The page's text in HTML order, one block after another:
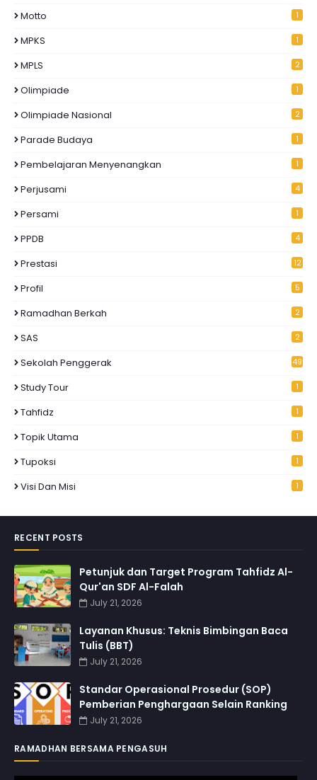
Motto 1
MPKS 1
MPLS 2
Olimpiade 1
Olimpiade Nasional 2
Parade Budaya 1
Pembelajaran Menyenangkan 1
Perjusami 4
Persami 1
PPDB 4
Prestasi 12
Profil 5
Ramadhan Berkah 2
SAS 2
Sekolah Penggerak 49
Study Tour 1
Tahfidz 1
Topik Utama 1
Tupoksi 1
Visi Dan Misi 1
RECENT POSTS
Petunjuk dan Target Program Tahfidz Al-
Qur'an SDF Al-Falah
July 21, 2026
Layanan Khusus: Teknis Bimbingan Baca
Tulis (BBT)
July 21, 2026
Standar Operasional Prosedur (SOP)
Pemberian Penghargaan Selain Ranking
July 21, 2026
RAMADHAN BERSAMA PENGASUH